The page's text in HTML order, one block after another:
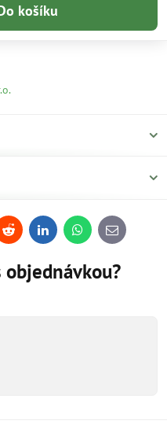
Do košíku
Reddit LinkedInWhatsApp
E-
mail